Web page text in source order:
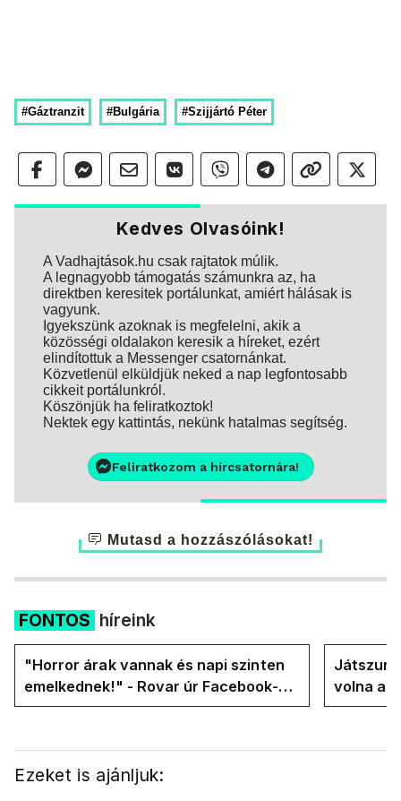
#Gáztranzit #Bulgária #Szijjártó Péter
Kedves Olvasóink!
A Vadhajtások.hu csak rajtatok múlik.
A legnagyobb támogatás számunkra az, ha
direktben keresitek portálunkat, amiért hálásak is
vagyunk.
Igyekszünk azoknak is megfelelni, akik a
közösségi oldalakon keresik a híreket, ezért
elindítottuk a Messenger csatornánkat.
Közvetlenül elküldjük neked a nap legfontosabb
cikkeit portálunkról.
Köszönjük ha feliratkoztok!
Nektek egy kattintás, nekünk hatalmas segítség.
Feliratkozom a hírcsatornára!
Mutasd a hozzászólásokat!
FONTOS híreink
"Horror árak vannak és napi szinten
emelkednek!" - Rovar úr Facebook-
oldalán lázadnak a Tiszások
volna az
Ezeket is ajánljuk: